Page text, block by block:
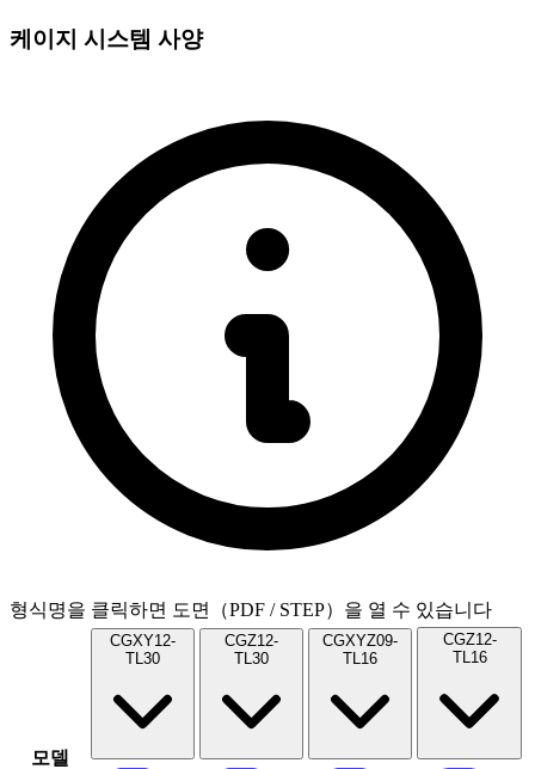
케이지 시스템 사양
형식명을 클릭하면 도면（PDF / STEP）을 열 수 있습니다
모델
CGXY12-
TL30
CGZ12-
TL30
CGXYZ09-
TL16
CGZ12-
TL16